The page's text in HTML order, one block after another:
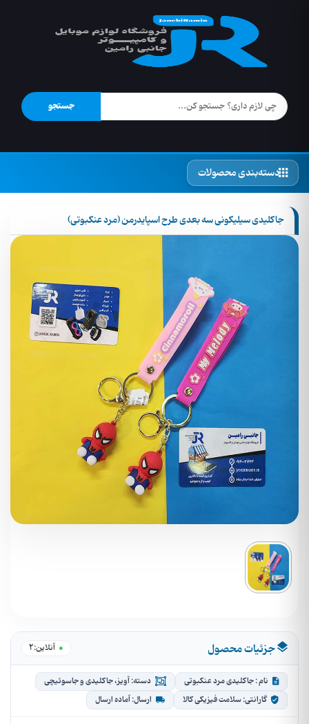
جستجو
دسته‌بندی محصولات
جاکلیدی سیلیکونی سه بعدی طرح اسپایدرمن (مرد عنکبوتی)
جزئیات محصول ● آنلاین:2
نام : جاکلیدی مرد عنکبوتی
دسته: آویز، جاکلیدی و جاسوئیچی
گارانتی: سلامت فیزیکی کالا
ارسال: آماده ارسال